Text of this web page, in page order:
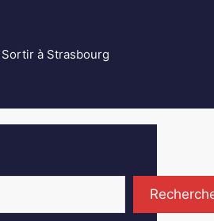
Sortir à Strasbourg